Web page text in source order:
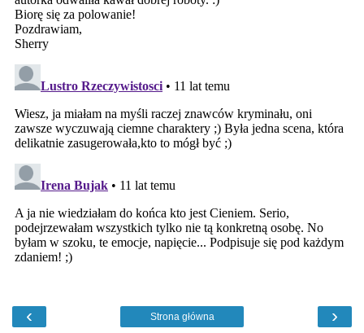
‹ ›
Strona główna